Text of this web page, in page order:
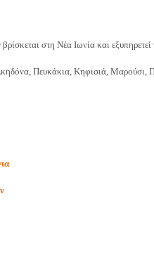
βρίσκεται στη Νέα Ιωνία και εξυπηρετεί
Πευκάκια, Κηφισιά, Μαρούσι,